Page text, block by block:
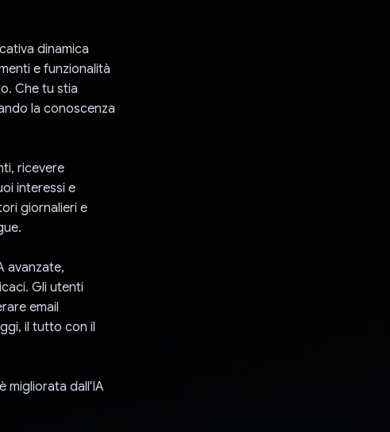
dinamica
e funzionalità
Che tu stia
la conoscenza
ricevere
interessi e
giornalieri e
avanzate,
Gli utenti
email
il tutto con il
migliorata dall'IA